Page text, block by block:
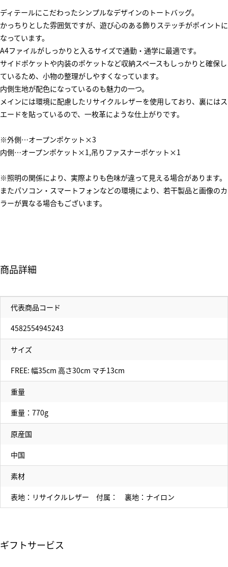
ディテールにこだわったシンプルなデザインのトートバッグ。
かっちりとした雰囲気ですが、遊び心のある飾りステッチがポイントに
なっています。
A4ファイルがしっかりと入るサイズで通勤・通学に最適です。
サイドポケットや内装のポケットなど収納スペースもしっかりと確保し
ているため、小物の整理がしやすくなっています。
内側生地が配色になっているのも魅力の一つ。
メインには環境に配慮したリサイクルレザーを使用しており、裏にはス
エードを貼っているので、一枚革にような仕上がりです。
※外側…オープンポケット×3
内側…オープンポケット×1,吊りファスナーポケット×1
※照明の関係により、実際よりも色味が違って見える場合があります。
またパソコン・スマートフォンなどの環境により、若干製品と画像のカ
ラーが異なる場合もございます。
商品詳細
代表商品コード
4582554945243
サイズ
FREE: 幅35cm 高さ30cm マチ13cm
重量
重量：770g
原産国
中国
素材
表地：リサイクルレザー 付属： 裏地：ナイロン
ギフトサービス